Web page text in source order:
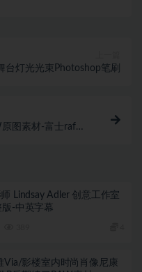
台灯光光束Photoshop笔刷
图素材-富士raf格
Lindsay Adler 创意工作室
-中英字幕
Via/影楼室内时尚肖像尼康